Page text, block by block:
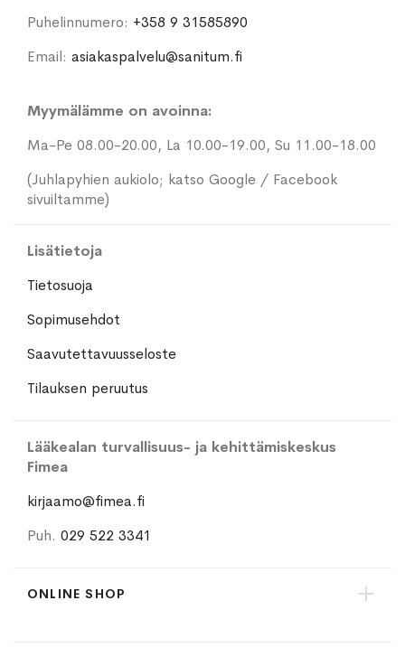
Puhelinnumero: +358 9 31585890
Email: asiakaspalvelu@sanitum.fi
Myymälämme on avoinna:
Ma-Pe 08.00-20.00, La 10.00-19.00, Su 11.00-18.00
(Juhlapyhien aukiolo; katso Google / Facebook
sivuiltamme)
Lisätietoja
Tietosuoja
Sopimusehdot
Saavutettavuusseloste
Tilauksen peruutus
Lääkealan turvallisuus- ja kehittämiskeskus
Fimea
kirjaamo@fimea.fi
Puh. 029 522 3341
ONLINE SHOP